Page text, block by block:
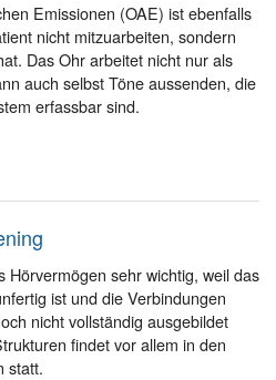
Emissionen (OAE) ist ebenfalls
nicht mitzuarbeiten, sondern
Das Ohr arbeitet nicht nur als
auch selbst Töne aussenden, die
erfassbar sind.
Hörvermögen sehr wichtig, weil das
ist und die Verbindungen
nicht vollständig ausgebildet
findet vor allem in den
statt.